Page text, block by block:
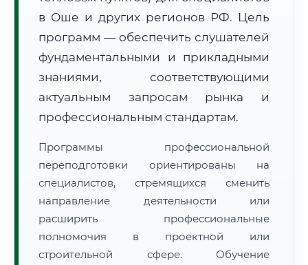
Расчет логистики оригиналов:
• Маршрут транзита:
• Экспресс-доставка СДЭК / Почтой:3–4 рабочих дня
📜 Документы и аккредитация ФИС ФРДО
в Оше и других регионов РФ. Цель
программ — обеспечить слушателей
фундаментальными и прикладными
знаниями, соответствующими
актуальным запросам рынка и
профессиональным стандартам.
Программы профессиональной
переподготовки ориентированы на
специалистов, стремящихся сменить
направление деятельности или
расширить профессиональные
полномочия в проектной или
строительной сфере. Обучение